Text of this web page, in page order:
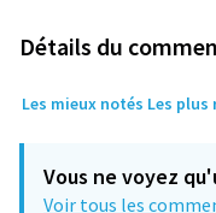
Détails du
Les mieux notés Les plus
Vous ne voyez
Voir tous les